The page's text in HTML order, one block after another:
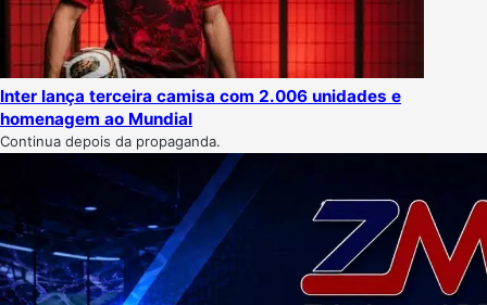
Inter lança terceira camisa com 2.006 unidades e
homenagem ao Mundial
Continua depois da propaganda.